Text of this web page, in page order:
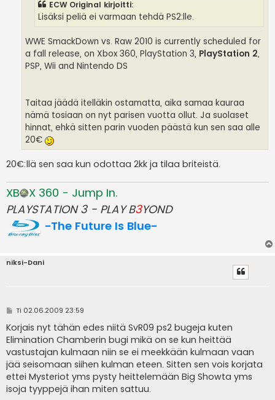
ECW Original kirjoitti:
Lisäksi peliä ei varmaan tehdä PS2:lle.
WWE SmackDown vs. Raw 2010 is currently scheduled for
a fall release, on Xbox 360, PlayStation 3, PlayStation 2,
PSP, Wii and Nintendo DS
Taitaa jäädä itelläkin ostamatta, aika samaa kauraa
nämä tosiaan on nyt parisen vuotta ollut. Ja suolaset
hinnat, ehkä sitten parin vuoden päästä kun sen saa alle
20€
20€:llä sen saa kun odottaa 2kk ja tilaa briteistä.
XB
X 360 - Jump In.
PLAYSTATION 3 - PLAY B3YOND
-The Future Is Blue-
niksi-Dani
V
e
s
t
i
Ti 02.06.2009 23:59
Korjais nyt tähän edes niitä SvR09 ps2 bugeja kuten
Elimination Chamberin bugi mikä on se kun heittää
vastustajan kulmaan niin se ei meekkään kulmaan vaan
jää seisomaan siihen kulman eteen. Sitten sen vois korjata
ettei Mysteriot yms pysty heittelemään Big Showta yms
isoja tyyppejä ihan miten sattuu.